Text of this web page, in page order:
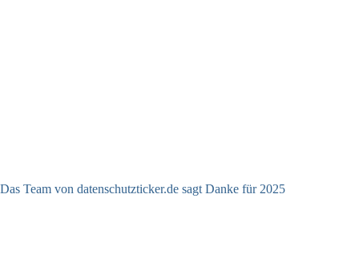
Das Team von datenschutzticker.de sagt Danke für 2025